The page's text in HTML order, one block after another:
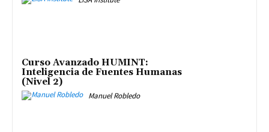
Curso Avanzado HUMINT:
Inteligencia de Fuentes Humanas
(Nivel 2)
Manuel Robledo